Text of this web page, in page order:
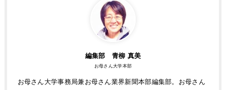
編集部 青柳 真美
お母さん大学本部
お母さん大学事務局兼お母さん業界新聞本部編集部。お母さん